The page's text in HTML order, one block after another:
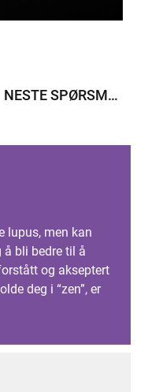
NESTE SPØRSMÅL
lupus, men kan
å bli bedre til å
og akseptert
deg i “zen”, er